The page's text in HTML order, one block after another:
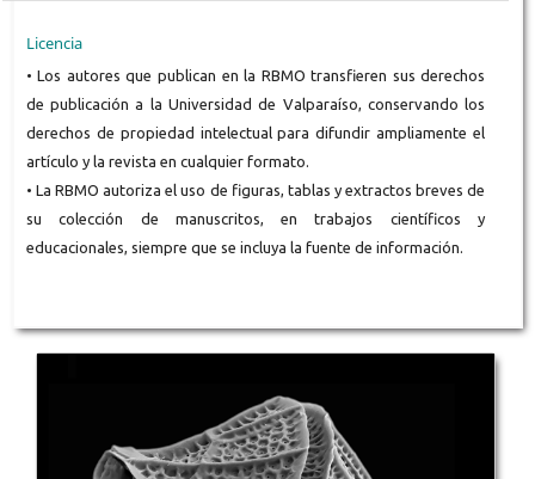
Licencia
• Los autores que publican en la RBMO transfieren sus derechos
de publicación a la Universidad de Valparaíso, conservando los
derechos de propiedad intelectual para difundir ampliamente el
artículo y la revista en cualquier formato.
• La RBMO autoriza el uso de figuras, tablas y extractos breves de
su colección de manuscritos, en trabajos científicos y
educacionales, siempre que se incluya la fuente de información.